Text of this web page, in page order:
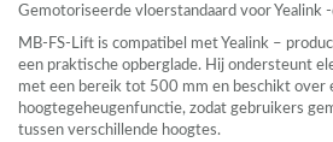
Gemotoriseerde vloerstandaard voor Yealink
MB-FS-Lift is compatibel met Yealink –
een praktische opberglade. Hij ondersteunt
met een bereik tot 500 mm en beschikt over
hoogtegeheugenfunctie, zodat gebruikers
tussen verschillende hoogtes.